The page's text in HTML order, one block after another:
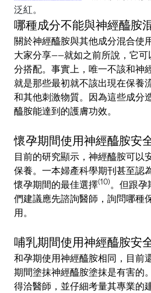
泛紅。
哪種成分不能與神經醯胺
關於神經醯胺與其他成分混合使
大家分享——就如之前所說，它
分搭配。事實上，唯一不該和神
就是那些最初就不該出現在保養
和其他刺激物質。因為這些成分
醯胺能達到的護膚功效。
懷孕期間使用神經醯胺安
目前的研究顯示，神經醯胺可以
保養。一本婦產科學期刊甚至認
懷孕期間的最佳選擇(10)。但跟
們建議應先諮詢醫師，詢問哪種
用。
哺乳期間使用神經醯胺安
和孕期使用神經醯胺相同，目前
期間塗抹神經醯胺塗抹是有害的
得洽醫師，並仔細考量其專業的